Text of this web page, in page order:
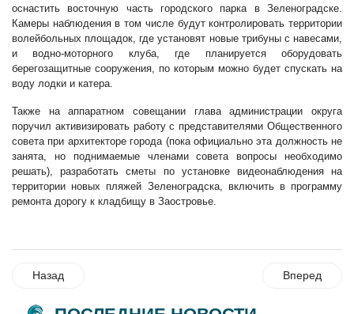
оснастить восточную часть городского парка в Зеленоградске.
Камеры наблюдения в том числе будут контролировать территории
волейбольных площадок, где установят новые трибуны с навесами,
и водно-моторного клуба, где планируется оборудовать
берегозащитные сооружения, по которым можно будет спускать на
воду лодки и катера.
Также на аппаратном совещании глава администрации округа
поручил активизировать работу с представителями Общественного
совета при архитекторе города (пока официально эта должность не
занята, но поднимаемые членами совета вопросы необходимо
решать), разработать сметы по установке видеонаблюдения на
территории новых пляжей Зеленоградска, включить в программу
ремонта дорогу к кладбищу в Заостровье.
Назад Вперед